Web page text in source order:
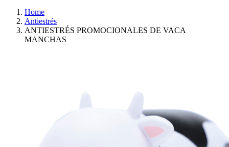
Home
Antiestrés
ANTIESTRÉS PROMOCIONALES DE VACA
MANCHAS